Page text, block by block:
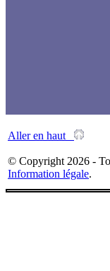
Aller en haut
© Copyright 2026 -
Information légale.